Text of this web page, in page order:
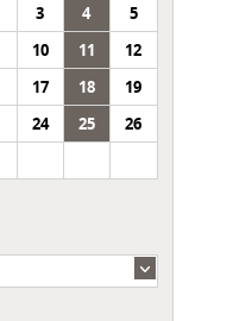
3 4
5
10 11
12
17 18
19
24 25
26